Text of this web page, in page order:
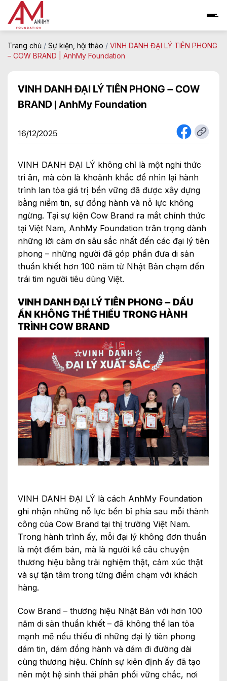
content
Trang chủ / Sự kiện, hội thảo / VINH DANH ĐẠI LÝ TIÊN PHONG
– COW BRAND | AnhMy Foundation
VINH DANH ĐẠI LÝ TIÊN PHONG – COW
BRAND | AnhMy Foundation
16/12/2025
VINH DANH ĐẠI LÝ không chỉ là một nghi thức
tri ân, mà còn là khoảnh khắc để nhìn lại hành
trình lan tỏa giá trị bền vững đã được xây dựng
bằng niềm tin, sự đồng hành và nỗ lực không
ngừng. Tại sự kiện Cow Brand ra mắt chính thức
tại Việt Nam, AnhMy Foundation trân trọng dành
những lời cảm ơn sâu sắc nhất đến các đại lý tiên
phong – những người đã góp phần đưa di sản
thuần khiết hơn 100 năm từ Nhật Bản chạm đến
trái tim người tiêu dùng Việt.
VINH DANH ĐẠI LÝ TIÊN PHONG – DẤU
ẤN KHÔNG THỂ THIẾU TRONG HÀNH
TRÌNH COW BRAND
VINH DANH ĐẠI LÝ là cách AnhMy Foundation
ghi nhận những nỗ lực bền bỉ phía sau mỗi thành
công của Cow Brand tại thị trường Việt Nam.
Trong hành trình ấy, mỗi đại lý không đơn thuần
là một điểm bán, mà là người kể câu chuyện
thương hiệu bằng trải nghiệm thật, cảm xúc thật
và sự tận tâm trong từng điểm chạm với khách
hàng.
Cow Brand – thương hiệu Nhật Bản với hơn 100
năm di sản thuần khiết – đã không thể lan tỏa
mạnh mẽ nếu thiếu đi những đại lý tiên phong
dám tin, dám đồng hành và dám đi đường dài
cùng thương hiệu. Chính sự kiên định ấy đã tạo
nên một hệ sinh thái phân phối vững chắc, nơi